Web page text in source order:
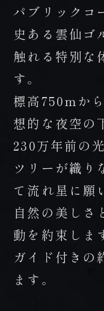
パブリックコ
史ある雲仙ゴ
触れる特別な
す。
標高750mか
想的な夜空の
230万年前の
ツリーが織り
て流れ星に願
自然の美しさ
動を約束しま
ガイド付きの
ます。